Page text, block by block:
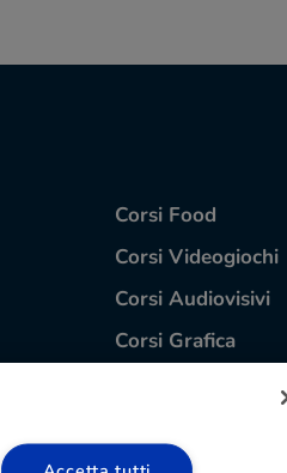
Corsi Food
Corsi Videogiochi
Corsi Audiovisivi
Corsi Grafica
Preparazione